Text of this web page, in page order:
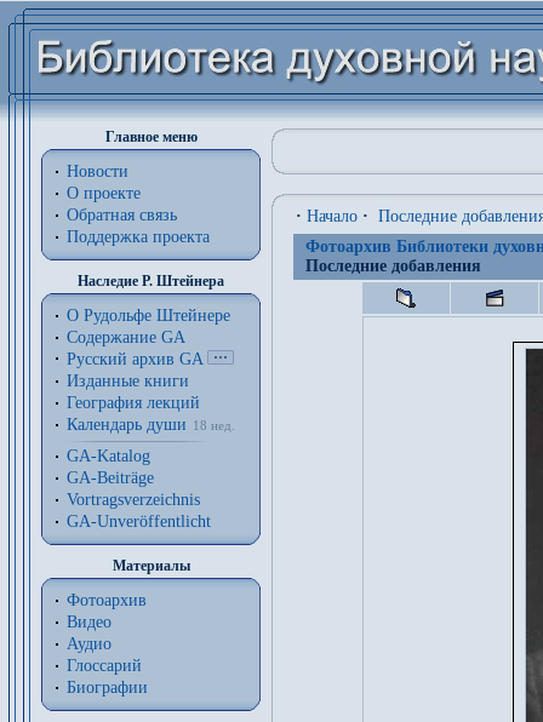
Главное меню
Новости
О проекте
Обратная связь
Поддержка проекта
Наследие Р. Штейнера
О Рудольфе Штейнере
Содержание GA
Русский архив GA
Изданные книги
География лекций
Календарь души
18 нед.
GA-Katalog
GA-Beiträge
Vortragsverzeichnis
GA-Unveröffentlicht
Материалы
Фотоархив
Видео
Аудио
Глоссарий
Биографии
· Начало · Последние
Фотоархив Библиотеки
Последние добавления